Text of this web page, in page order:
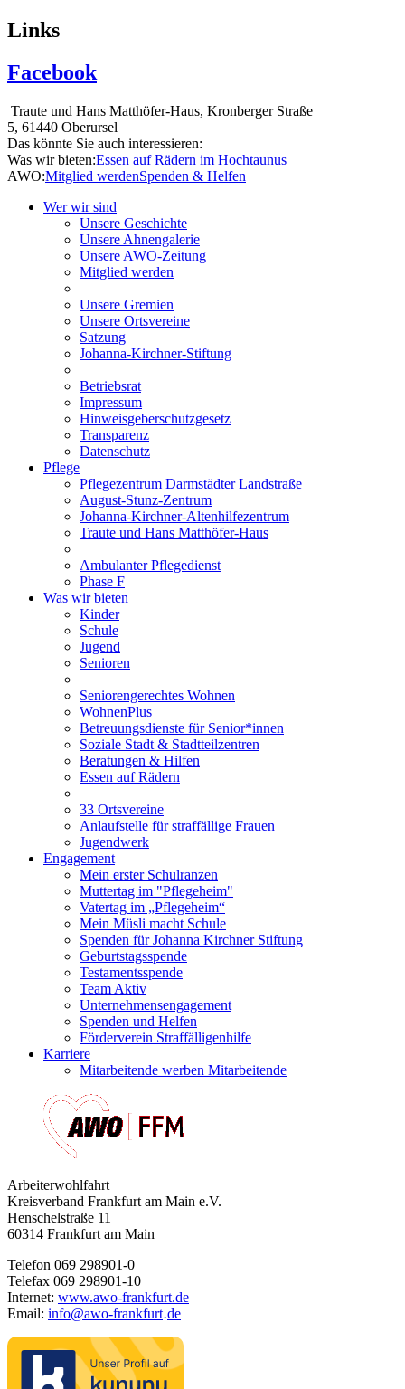
Links
Facebook
Traute und Hans Matthöfer-Haus, Kronberger Straße
5, 61440 Oberursel
Das könnte Sie auch interessieren:
Was wir bieten:Essen auf Rädern im Hochtaunus
AWO:Mitglied werdenSpenden & Helfen
Wer wir sind
Unsere Geschichte
Unsere Ahnengalerie
Unsere AWO-Zeitung
Mitglied werden
Unsere Gremien
Unsere Ortsvereine
Satzung
Johanna-Kirchner-Stiftung
Betriebsrat
Impressum
Hinweisgeberschutzgesetz
Transparenz
Datenschutz
Pflege
Pflegezentrum Darmstädter Landstraße
August-Stunz-Zentrum
Johanna-Kirchner-Altenhilfezentrum
Traute und Hans Matthöfer-Haus
Ambulanter Pflegedienst
Phase F
Was wir bieten
Kinder
Schule
Jugend
Senioren
Seniorengerechtes Wohnen
WohnenPlus
Betreuungsdienste für Senior*innen
Soziale Stadt & Stadtteilzentren
Beratungen & Hilfen
Essen auf Rädern
33 Ortsvereine
Anlaufstelle für straffällige Frauen
Jugendwerk
Engagement
Mein erster Schulranzen
Muttertag im "Pflegeheim"
Vatertag im „Pflegeheim“
Mein Müsli macht Schule
Spenden für Johanna Kirchner Stiftung
Geburtstagsspende
Testamentsspende
Team Aktiv
Unternehmensengagement
Spenden und Helfen
Förderverein Straffälligenhilfe
Karriere
Mitarbeitende werben Mitarbeitende
Arbeiterwohlfahrt
Kreisverband Frankfurt am Main e.V.
Henschelstraße 11
60314 Frankfurt am Main
Telefon 069 298901-0
Telefax 069 298901-10
Internet: www.awo-frankfurt.de
Email: info@awo-frankfurt·de